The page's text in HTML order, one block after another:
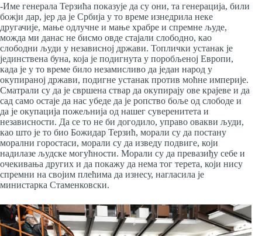
-Име генерала Терзића показује да су они, та генерација, били
божји дар, јер да је Србија у то време изнедрила неке
другачије, мање одлучне и мање храбре и спремне људе,
можда ми данас не бисмо овде стајали слободно, као
слободни људи у независној држави. Топлички устанак је
јединствена буна, која је подигнута у поробљеној Европи,
када је у то време било незамисливо да један народ у
окупираној држави, подигне устанак против моћне империје.
Сматрали су да је свршена ствар да окупирају ове крајеве и да
сад само остаје да нас убеде да је ропство боље од слободе и
да је окупација пожељнија од нашег суверенитета и
независности. Да се то не би догодило, управо овакви људи,
као што је то био Божидар Терзић, морали су да постану
морални горостаси, морали су да изведу подвиге, који
надилазе људске могућности. Морали су да превазиђу себе и
очекивања других и да покажу да нема тог терета, који нису
спремни на својим плећима да изнесу, нагласила је
министарка Стаменковски.